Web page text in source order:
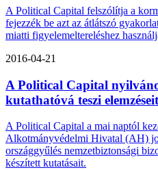
A Political Capital felszólítja a
fejezzék be azt az átlátszó
miatti figyelemeltereléshez
2016-04-21
A Political Capital
kutathatóvá teszi
A Political Capital a mai naptól
Alkotmányvédelmi Hivatal (AH)
országgyűlés nemzetbiztonsági
készített kutatásait.